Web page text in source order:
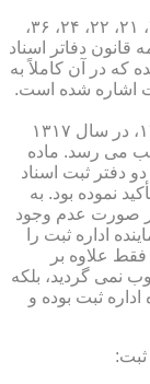
در سال ۱۳۱۶ و در اجرای مواد ۹ و ۱۰ و ۱۵، ۲۰، ۲۱، ۲۲، ۲۴، ۳۶،
رسمی ۱۳۱۶، نظامنامه قانون دفاتر اسناد
كه در آن كاملاً به
اشاره شده است.
براساس ماده ۴۷ قانون دفاتر اسناد رسمی ۱۳۱۶، در سال ۱۳۱۷
در ۶۴ ماده به تصویب می رسد. ماده
دفتر ثبت اسناد
نموده بود. به
مزبور، در صورت عدم وجود
اداره ثبت را
علاوه بر
نمی گردید، بلكه
ثبت بوده و
ثبت: